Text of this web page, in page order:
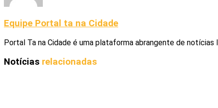
Equipe Portal ta na Cidade
Portal Ta na Cidade é uma plataforma abrangente de
Notícias relacionadas